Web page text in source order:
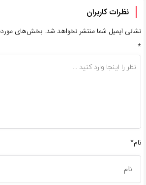
نظرات کاربران
نشانی ایمیل شما منتشر نخواهد شد. بخش‌های
*
نام*